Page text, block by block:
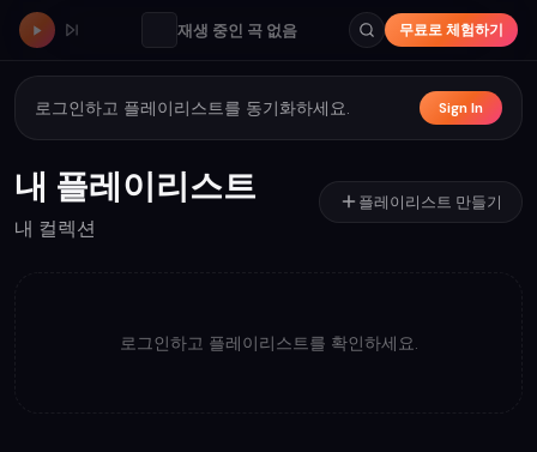
재생 중인 곡 없음 무료로 체험하기
로그인하고 플레이리스트를 동기화하세요. Sign In
내 플레이리스트
내 컬렉션
플레이리스트 만들기
로그인하고 플레이리스트를 확인하세요.